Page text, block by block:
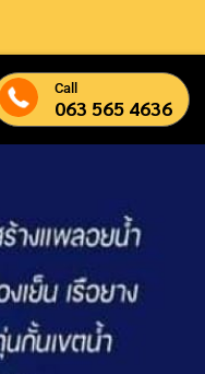
Call
063 565 4636